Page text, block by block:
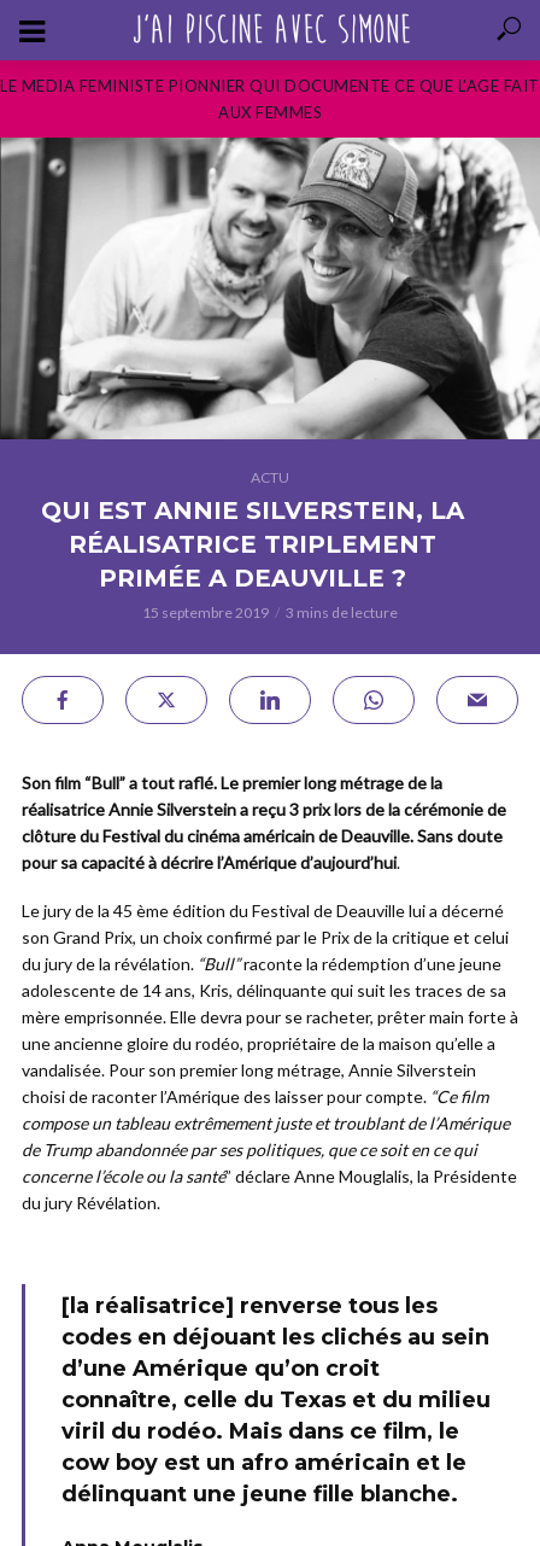
LE MEDIA FEMINISTE PIONNIER QUI DOCUMENTE CE QUE L’AGE FAIT
AUX FEMMES
ACTU
QUI EST ANNIE SILVERSTEIN, LA
RÉALISATRICE TRIPLEMENT
PRIMÉE A DEAUVILLE ?
15 septembre 2019 3 mins de lecture
Son film “Bull” a tout raflé. Le premier long métrage de la
réalisatrice Annie Silverstein a reçu 3 prix lors de la cérémonie de
clôture du Festival du cinéma américain de Deauville. Sans doute
pour sa capacité à décrire l’Amérique d’aujourd’hui.
Le jury de la 45 ème édition du Festival de Deauville lui a décerné
son Grand Prix, un choix confirmé par le Prix de la critique et celui
du jury de la révélation. “Bull”raconte la rédemption d’une jeune
adolescente de 14 ans, Kris, délinquante qui suit les traces de sa
mère emprisonnée. Elle devra pour se racheter, prêter main forte à
une ancienne gloire du rodéo, propriétaire de la maison qu’elle a
vandalisée. Pour son premier long métrage, Annie Silverstein
choisi de raconter l’Amérique des laisser pour compte. “Ce film
compose un tableau extrêmement juste et troublant de l’Amérique
de Trump abandonnée par ses politiques, que ce soit en ce qui
concerne l’école ou la santé” déclare Anne Mouglalis, la Présidente
du jury Révélation.
[la réalisatrice] renverse tous les
codes en déjouant les clichés au sein
d’une Amérique qu’on croit
connaître, celle du Texas et du milieu
viril du rodéo. Mais dans ce film, le
cow boy est un afro américain et le
délinquant une jeune fille blanche.